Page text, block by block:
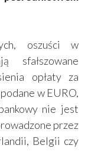
oszuści w
sfałszowane
opłaty za
w EURO,
nie jest
przez
Belgii czy